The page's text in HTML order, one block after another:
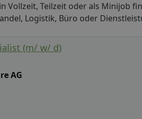
Vollzeit, Teilzeit oder als Minijob
Logistik, Büro oder
(m/ w/ d)
AG